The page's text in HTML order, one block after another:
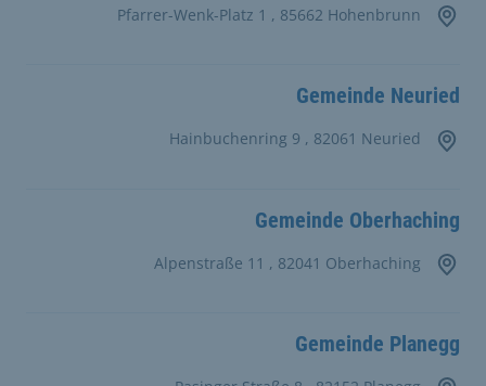
Gemeinde Neuried
Gemeinde Oberhaching
Gemeinde Planegg